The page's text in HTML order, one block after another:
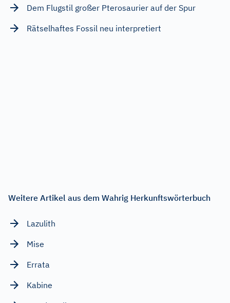
Dem Flugstil großer Pterosaurier auf der Spur
Rätselhaftes Fossil neu interpretiert
Weitere Artikel aus dem Wahrig Herkunftswörterbuch
Lazulith
Mise
Errata
Kabine